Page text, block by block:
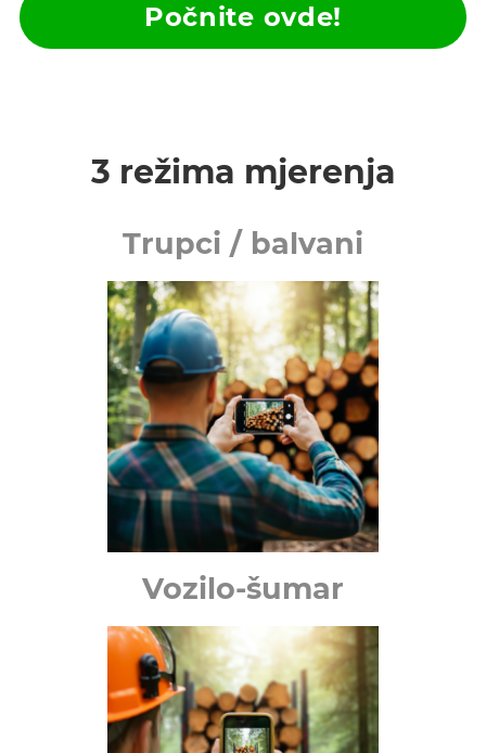
Počnite ovde!
3 režima mjerenja
Trupci / balvani
Vozilo-šumar